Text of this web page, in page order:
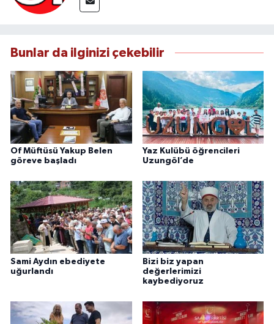
Bunlar da ilginizi çekebilir
Of Müftüsü Yakup Belen
göreve başladı
Yaz Kulübü öğrencileri
Uzungöl’de
Sami Aydın ebediyete
uğurlandı
Bizi biz yapan
değerlerimizi
kaybediyoruz